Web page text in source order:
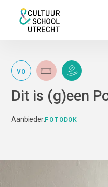
VO
Dit is (g)een
Aanbieder:FOTODOK